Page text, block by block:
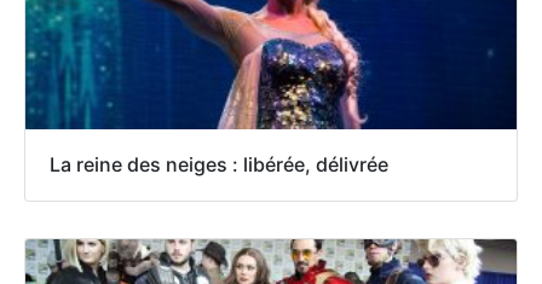
La reine des neiges : libérée, délivrée